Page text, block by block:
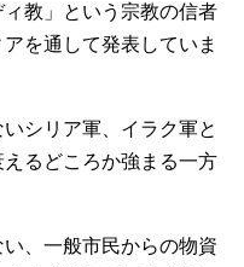
教」という宗教の信者
を通して発表していま
シリア軍、イラク軍と
るどころか強まる一方
い、一般市民からの物資